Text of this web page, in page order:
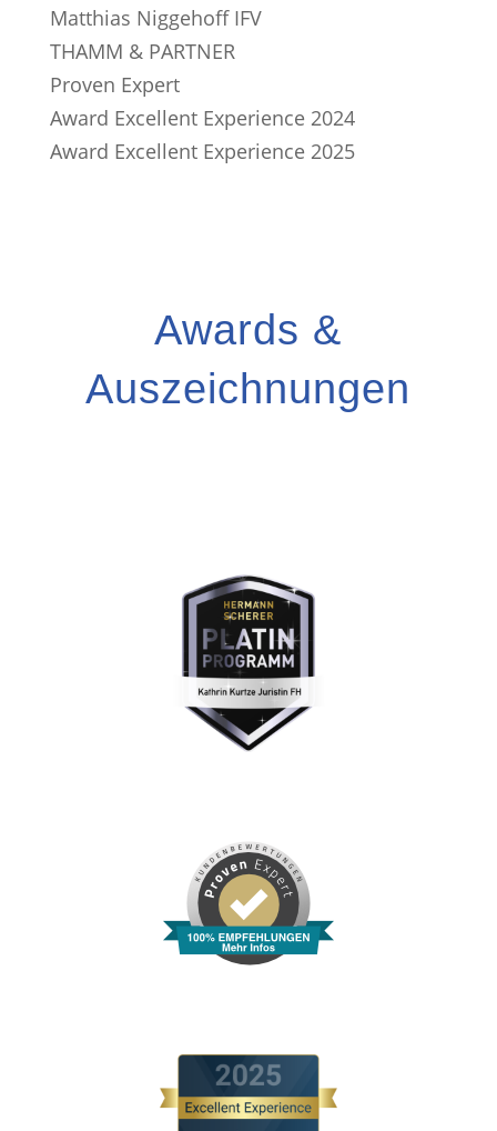
Matthias Niggehoff IFV
THAMM & PARTNER
Proven Expert
Award Excellent Experience 2024
Award Excellent Experience 2025
Awards &
Auszeichnungen